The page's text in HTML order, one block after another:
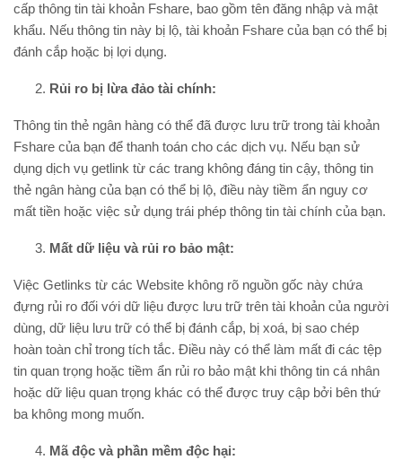
cấp thông tin tài khoản Fshare, bao gồm tên đăng nhập và mật
khẩu. Nếu thông tin này bị lộ, tài khoản Fshare của bạn có thể bị
đánh cắp hoặc bị lợi dụng.
Rủi ro bị lừa đảo tài chính:
Thông tin thẻ ngân hàng có thể đã được lưu trữ trong tài khoản
Fshare của bạn để thanh toán cho các dịch vụ. Nếu bạn sử
dụng dịch vụ getlink từ các trang không đáng tin cậy, thông tin
thẻ ngân hàng của bạn có thể bị lộ, điều này tiềm ẩn nguy cơ
mất tiền hoặc việc sử dụng trái phép thông tin tài chính của bạn.
Mất dữ liệu và rủi ro bảo mật:
Việc Getlinks từ các Website không rõ nguồn gốc này chứa
đựng rủi ro đối với dữ liệu được lưu trữ trên tài khoản của người
dùng, dữ liệu lưu trữ có thể bị đánh cắp, bị xoá, bị sao chép
hoàn toàn chỉ trong tích tắc. Điều này có thể làm mất đi các tệp
tin quan trọng hoặc tiềm ẩn rủi ro bảo mật khi thông tin cá nhân
hoặc dữ liệu quan trọng khác có thể được truy cập bởi bên thứ
ba không mong muốn.
Mã độc và phần mềm độc hại: